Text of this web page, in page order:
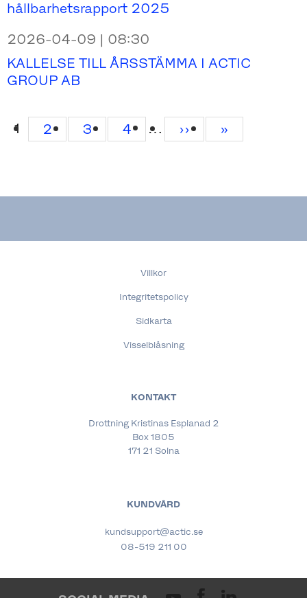
hållbarhetsrapport 2025
2026-04-09 | 08:30
KALLELSE TILL ÅRSSTÄMMA I ACTIC
GROUP AB
Current
page
1 Page
2 Page
3 Page
4 …
Next
page
››
Last
page
»
Villkor
Integritetspolicy
Sidkarta
Visselblåsning
KONTAKT
Drottning Kristinas Esplanad 2
Box 1805
171 21 Solna
KUNDVÅRD
kundsupport@actic.se
08-519 211 00